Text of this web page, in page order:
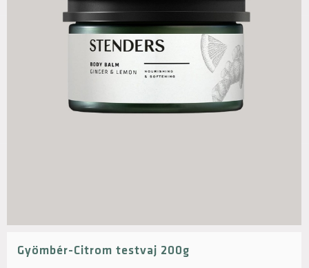
Gyömbér-Citrom testvaj 200g